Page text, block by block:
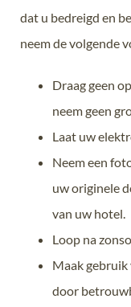
dat u bedreigd en
neem de volgende
Draag geen
neem geen
Laat uw
Neem een
uw originele
van uw hotel.
Loop na
Maak gebruik
door